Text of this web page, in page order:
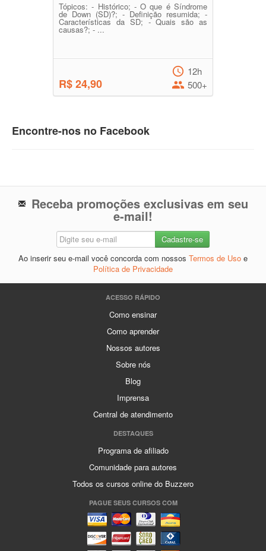
Tópicos: - Histórico; - O que é Síndrome
de Down (SD)?; - Definição resumida; -
Características da SD; - Quais são as
causas?; - ...
R$ 24,90
12h
500+
Encontre-nos no Facebook
Receba promoções exclusivas em seu
e-mail!
Ao inserir seu e-mail você concorda com nossos Termos de Uso e
Política de Privacidade
ACESSO RÁPIDO
Como ensinar
Como aprender
Nossos autores
Sobre nós
Blog
Imprensa
Central de atendimento
DESTAQUES
Programa de afiliado
Comunidade para autores
Todos os cursos online do Buzzero
PAGUE SEUS CURSOS COM